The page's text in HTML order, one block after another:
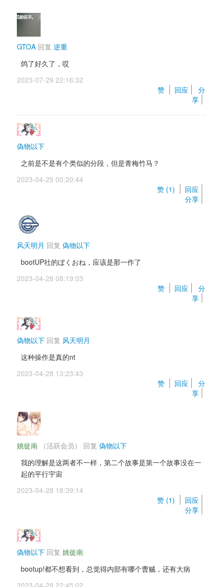
GTOA 回复 逆重
鸽了好久了，哎
2023-07-29 22:16:32
赞
回应
分
享
偽物以下
之前是不是有个类似的分段，但是青梅竹马？
2023-04-25 00:20:44
赞 (1)
回应
分享
风天明月 回复 偽物以下
bootUP社的ぼくおね，应该是那一作了
2023-04-28 08:19:03
赞
回应
分
享
偽物以下 回复 风天明月
这种操作是真的nt
2023-04-28 13:23:43
赞
回应
分
享
姚徙南 （活跃会员） 回复 偽物以下
我的理解是这两者不一样，第二个故事是第一个故事没在一
起的平行宇宙
2023-04-28 18:39:14
赞 (1)
回应
分享
偽物以下 回复 姚徙南
bootup!都不想看到，总觉得内部有哪个曹贼，还有大病